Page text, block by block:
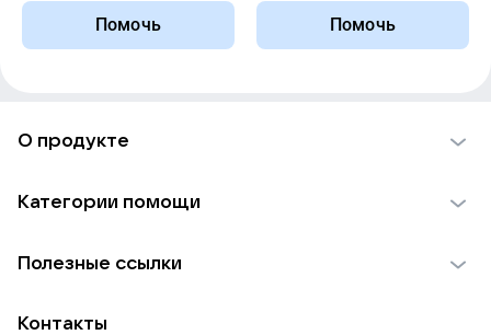
Помочь
Помочь
О продукте
Использование материалов
Для НКО
Категории помощи
Пожилым
Полезные ссылки
Контакты